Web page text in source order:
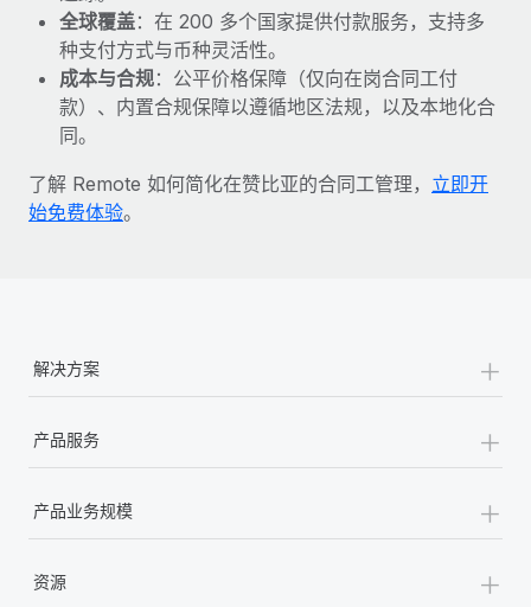
全球覆盖：在 200 多个国家提供付款服务，支持多
种支付方式与币种灵活性。
成本与合规：公平价格保障（仅向在岗合同工付
款）、内置合规保障以遵循地区法规，以及本地化合
同。
了解 Remote 如何简化在赞比亚的合同工管理， 立即开
始免费体验。
解决方案 +
产品服务 +
产品业务规模 +
资源 +